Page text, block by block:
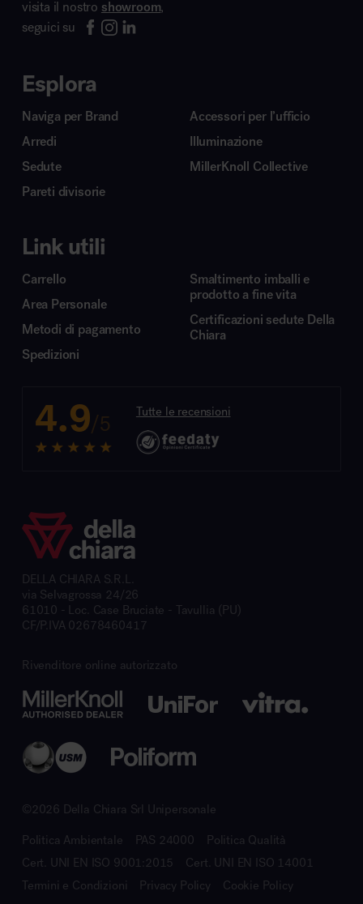
visita il nostro showroom,
seguici su
Esplora
Naviga per Brand
Arredi
Sedute
Pareti divisorie
Accessori per l’ufficio
Illuminazione
MillerKnoll Collective
Link utili
Carrello
Area Personale
Metodi di pagamento
Spedizioni
Smaltimento imballi e
prodotto a fine vita
Certificazioni sedute Della
Chiara
4.9/5 Tutte le recensioni
DELLA CHIARA S.R.L.
via Selvagrossa 24/26
61010 - Loc. Case Bruciate - Tavullia (PU)
CF/P.IVA 02678460417
Rivenditore online autorizzato
©2026 Della Chiara Srl Unipersonale
Politica Ambientale PAS 24000
Politica Qualità
Cert. UNI EN ISO 9001:2015
Cert. UNI EN ISO 14001
Termini e Condizioni
Privacy Policy Cookie Policy